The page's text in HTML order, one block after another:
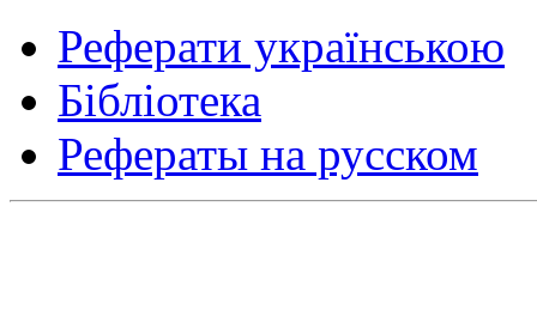
Реферати українською
Бібліотека
Рефераты на русском